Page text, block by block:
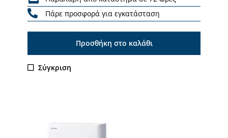
Πάρε προσφορά για εγκατάσταση
Προσθήκη στο καλάθι
Σύγκριση